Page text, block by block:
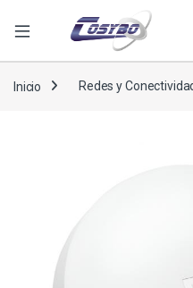
Inicio Redes y